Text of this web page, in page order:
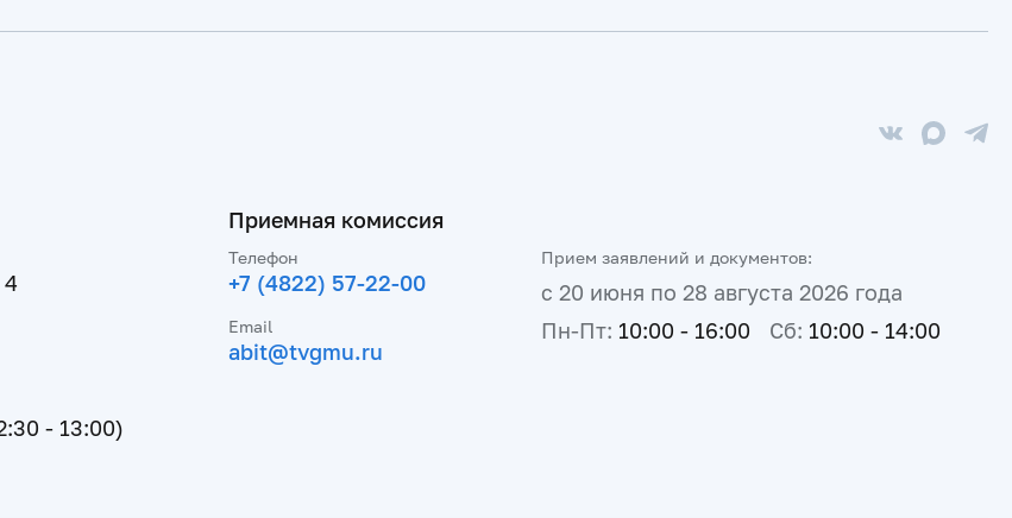
4
- 13:00)
Приемная комиссия
Телефон
+7 (4822) 57-22-00
Email
abit@tvgmu.ru
Прием заявлений и документов:
с 20 июня по 28 августа 2026 года
Пн-Пт: 10:00 - 16:00 Сб: 10:00 - 14:00